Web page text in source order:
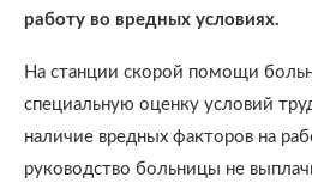
работу во вредных условиях.
На станции скорой помощи
специальную оценку условий
наличие вредных факторов на
руководство больницы не